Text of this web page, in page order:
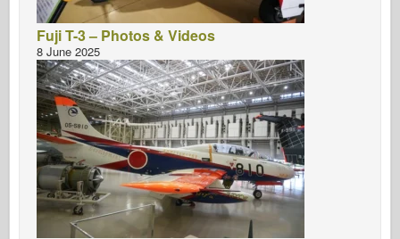
Fuji T-3 – Photos & Videos
8 June 2025